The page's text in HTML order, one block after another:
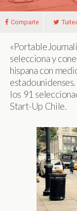
Comparte
selecciona y
hispana con
los 91
Start-Up Chile.